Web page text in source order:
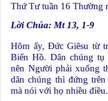
Thứ Tư tuần 16 Thường
Lời Chúa: Mt 13, 1-9
Hôm ấy, Ðức Giêsu từ
Biển Hồ. Dân chúng
nên Người phải xuống
dân chúng thì đứng
mà nói với họ nhiều điều.